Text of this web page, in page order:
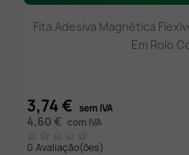
Fita Adesiva Magnética
Em Rolo
3,74 € sem IVA
4,60 € com IVA
0 Avaliação(ões)